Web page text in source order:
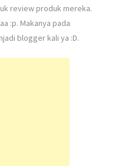
review produk mereka.
:p. Makanya pada
blogger kali ya :D.